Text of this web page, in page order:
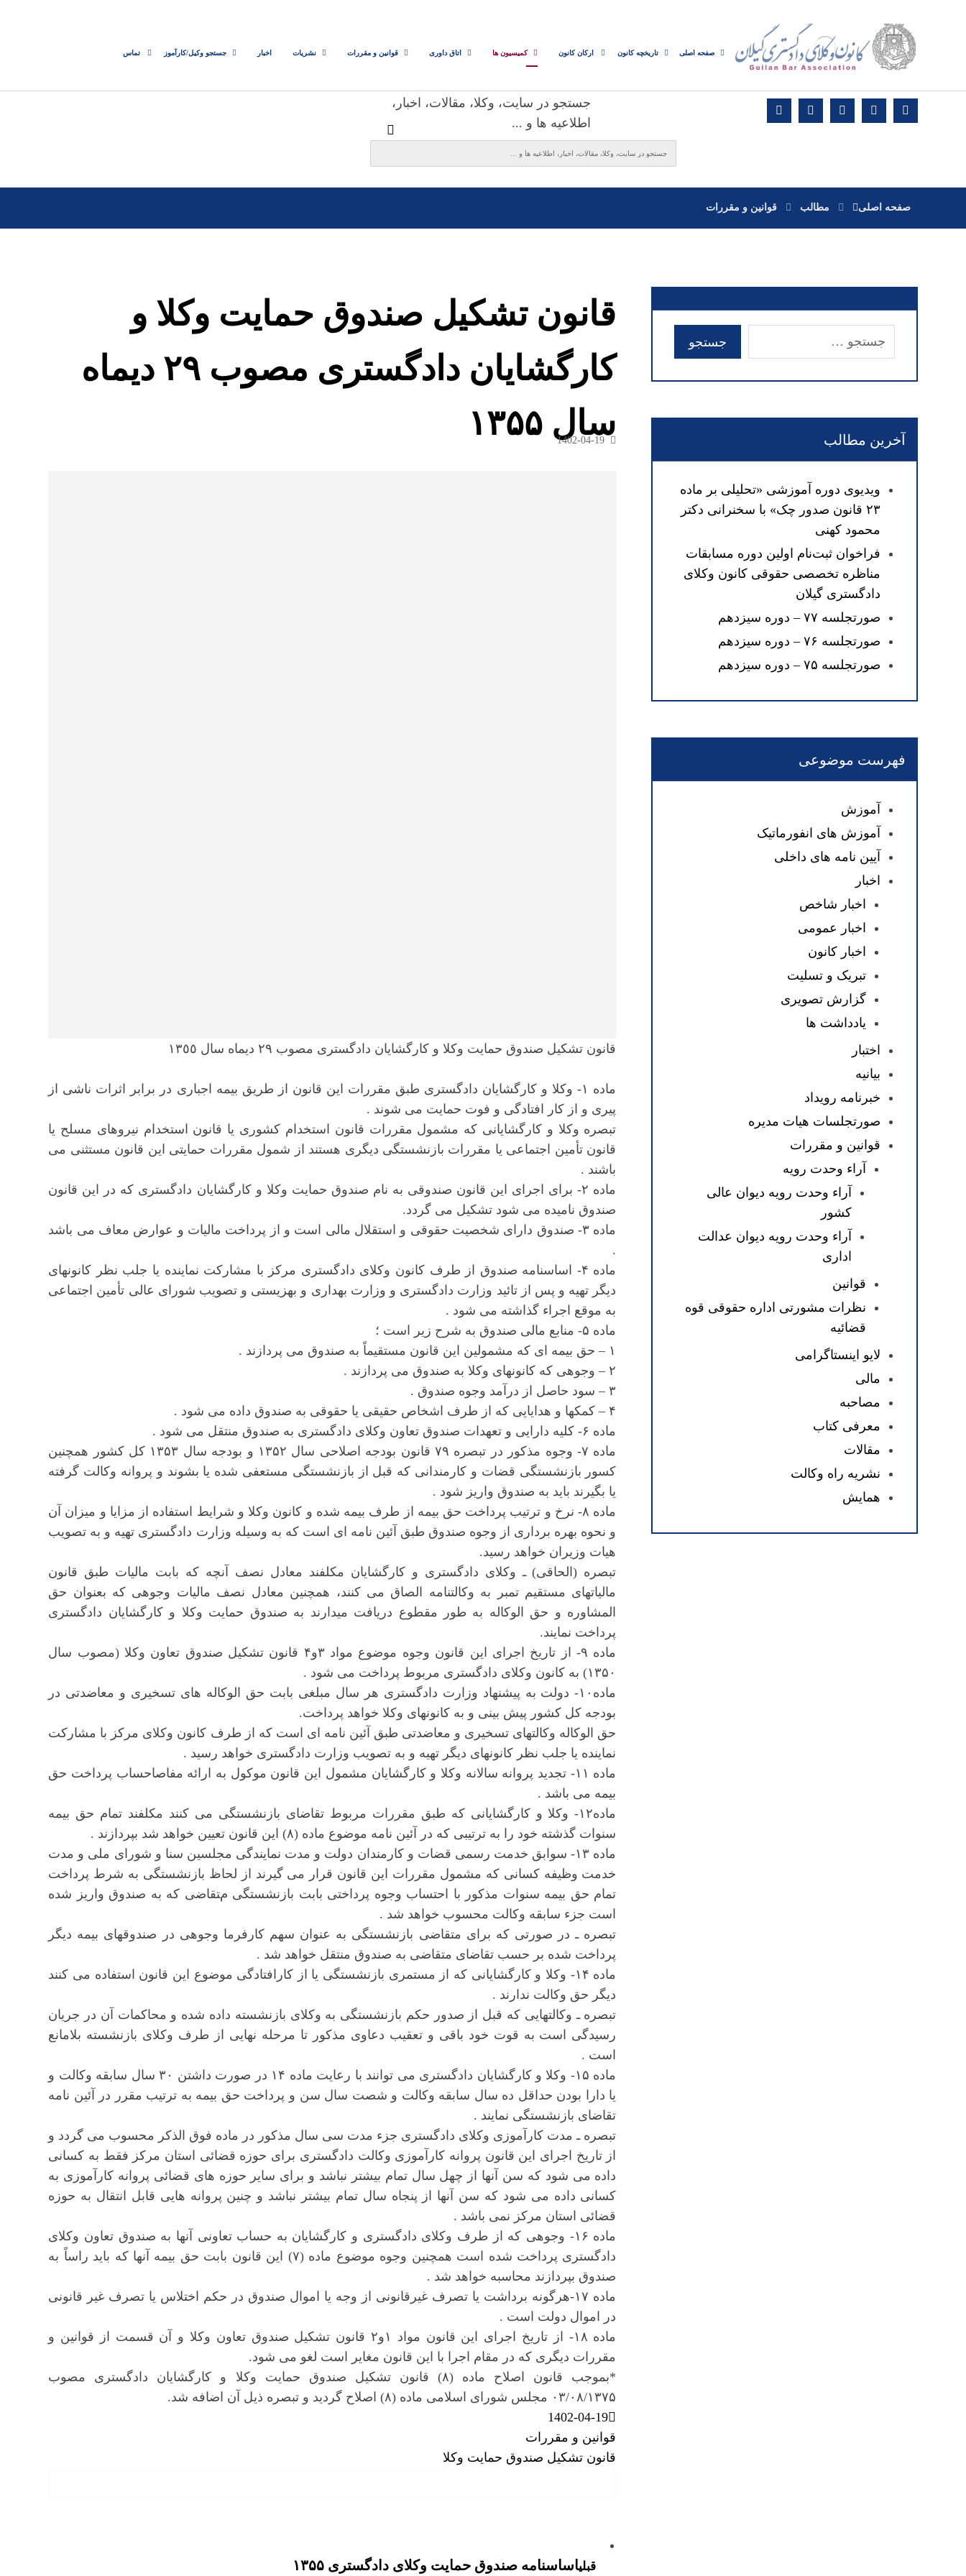
صفحه اصلی تاریخچه کانون ارکان کانون کمیسیون ها اتاق داوری قوانین و مقررات نشریات اخبار جستجو وکیل/کارآموز تماس
جستجو در سایت، وکلا، مقالات، اخبار،
اطلاعیه ها و ...
صفحه اصلی مطالب قوانین و مقررات
قانون تشکیل صندوق حمایت وکلا و
کارگشایان دادگستری مصوب ۲۹ دیماه
سال ۱۳۵۵
1402-04-19
قانون تشکیل صندوق حمایت وکلا و کارگشایان دادگستری مصوب ٢٩ دیماه سال ١٣٥٥
ماده ۱- وکلا و کارگشایان دادگستری طبق مقررات این قانون از طریق بیمه اجباری در برابر اثرات ناشی از
پیری و از کار افتادگی و فوت حمایت می شوند .
تبصره وکلا و کارگشایانی که مشمول مقررات قانون استخدام کشوری یا قانون استخدام نیروهای مسلح یا
قانون تأمین اجتماعی یا مقررات بازنشستگی دیگری هستند از شمول مقررات حمایتی این قانون مستثنی می
باشند .
ماده ۲- برای اجرای این قانون صندوقی به نام صندوق حمایت وکلا و کارگشایان دادگستری که در این قانون
صندوق نامیده می شود تشکیل می گردد.
ماده ۳- صندوق دارای شخصیت حقوقی و استقلال مالی است و از پرداخت مالیات و عوارض معاف می باشد
.
ماده ۴- اساسنامه صندوق از طرف کانون وکلای دادگستری مرکز با مشارکت نماینده یا جلب نظر کانونهای
دیگر تهیه و پس از تائید وزارت دادگستری و وزارت بهداری و بهزیستی و تصویب شورای عالی تأمین اجتماعی
به موقع اجراء گذاشته می شود .
ماده ۵- منابع مالی صندوق به شرح زیر است ؛
۱ – حق بیمه ای که مشمولین این قانون مستقیماً به صندوق می پردازند .
۲ – وجوهی که کانونهای وکلا به صندوق می پردازند .
۳ – سود حاصل از درآمد وجوه صندوق .
۴ – کمکها و هدایایی که از طرف اشخاص حقیقی یا حقوقی به صندوق داده می شود .
ماده ۶- کلیه دارایی و تعهدات صندوق تعاون وکلای دادگستری به صندوق منتقل می شود .
ماده ۷- وجوه مذکور در تبصره ۷۹ قانون بودجه اصلاحی سال ۱۳۵۲ و بودجه سال ۱۳۵۳ کل کشور همچنین
کسور بازنشستگی قضات و کارمندانی که قبل از بازنشستگی مستعفی شده یا بشوند و پروانه وکالت گرفته
یا بگیرند باید به صندوق واریز شود .
ماده ۸- نرخ و ترتیب پرداخت حق بیمه از طرف بیمه شده و کانون وکلا و شرایط استفاده از مزایا و میزان آن
و نحوه بهره برداری از وجوه صندوق طبق آئین نامه ای است که به وسیله وزارت دادگستری تهیه و به تصویب
هیات وزیران خواهد رسید.
تبصره (الحاقی) ـ وکلای دادگستری و کارگشایان مکلفند معادل نصف آنچه که بابت مالیات طبق قانون
مالیاتهای مستقیم تمبر به وکالتنامه الصاق می کنند، همچنین معادل نصف مالیات وجوهی که بعنوان حق
المشاوره و حق الوکاله به طور مقطوع دریافت میدارند به صندوق حمایت وکلا و کارگشایان دادگستری
پرداخت نمایند.
ماده ۹- از تاریخ اجرای این قانون وجوه موضوع مواد ۳و۴ قانون تشکیل صندوق تعاون وکلا (مصوب سال
۱۳۵۰) به کانون وکلای دادگستری مربوط پرداخت می شود .
ماده۱۰- دولت به پیشنهاد وزارت دادگستری هر سال مبلغی بابت حق الوکاله های تسخیری و معاضدتی در
بودجه کل کشور پیش بینی و به کانونهای وکلا خواهد پرداخت.
حق الوکاله وکالتهای تسخیری و معاضدتی طبق آئین نامه ای است که از طرف کانون وکلای مرکز با مشارکت
نماینده یا جلب نظر کانونهای دیگر تهیه و به تصویب وزارت دادگستری خواهد رسید .
ماده ۱۱- تجدید پروانه سالانه وکلا و کارگشایان مشمول این قانون موکول به ارائه مفاصاحساب پرداخت حق
بیمه می باشد .
ماده۱۲- وکلا و کارگشایانی که طبق مقررات مربوط تقاضای بازنشستگی می کنند مکلفند تمام حق بیمه
سنوات گذشته خود را به ترتیبی که در آئین نامه موضوع ماده (۸) این قانون تعیین خواهد شد بپردازند .
ماده ۱۳- سوابق خدمت رسمی قضات و کارمندان دولت و مدت نمایندگی مجلسین سنا و شورای ملی و مدت
خدمت وظیفه کسانی که مشمول مقررات این قانون قرار می گیرند از لحاظ بازنشستگی به شرط پرداخت
تمام حق بیمه سنوات مذکور با احتساب وجوه پرداختی بابت بازنشستگی متقاضی که به صندوق واریز شده
است جزء سابقه وکالت محسوب خواهد شد .
تبصره ـ در صورتی که برای متقاضی بازنشستگی به عنوان سهم کارفرما وجوهی در صندوقهای بیمه دیگر
پرداخت شده بر حسب تقاضای متقاضی به صندوق منتقل خواهد شد .
ماده ۱۴- وکلا و کارگشایانی که از مستمری بازنشستگی یا از کارافتادگی موضوع این قانون استفاده می کنند
دیگر حق وکالت ندارند .
تبصره ـ وکالتهایی که قبل از صدور حکم بازنشستگی به وکلای بازنشسته داده شده و محاکمات آن در جریان
رسیدگی است به قوت خود باقی و تعقیب دعاوی مذکور تا مرحله نهایی از طرف وکلای بازنشسته بلامانع
است .
ماده ۱۵- وکلا و کارگشایان دادگستری می توانند با رعایت ماده ۱۴ در صورت داشتن ۳۰ سال سابقه وکالت و
یا دارا بودن حداقل ده سال سابقه وکالت و شصت سال سن و پرداخت حق بیمه به ترتیب مقرر در آئین نامه
تقاضای بازنشستگی نمایند .
تبصره ـ مدت کارآموزی وکلای دادگستری جزء مدت سی سال مذکور در ماده فوق الذکر محسوب می گردد و
از تاریخ اجرای این قانون پروانه کارآموزی وکالت دادگستری برای حوزه قضائی استان مرکز فقط به کسانی
داده می شود که سن آنها از چهل سال تمام بیشتر نباشد و برای سایر حوزه های قضائی پروانه کارآموزی به
کسانی داده می شود که سن آنها از پنجاه سال تمام بیشتر نباشد و چنین پروانه هایی قابل انتقال به حوزه
قضائی استان مرکز نمی باشد .
ماده ۱۶- وجوهی که از طرف وکلای دادگستری و کارگشایان به حساب تعاونی آنها به صندوق تعاون وکلای
دادگستری پرداخت شده است همچنین وجوه موضوع ماده (۷) این قانون بابت حق بیمه آنها که باید راساً به
صندوق بپردازند محاسبه خواهد شد .
ماده ۱۷-هرگونه برداشت یا تصرف غیرقانونی از وجه یا اموال صندوق در حکم اختلاس یا تصرف غیر قانونی
در اموال دولت است .
ماده ۱۸- از تاریخ اجرای این قانون مواد ۱و۲ قانون تشکیل صندوق تعاون وکلا و آن قسمت از قوانین و
مقررات دیگری که در مقام اجرا با این قانون مغایر است لغو می شود.
*بموجب قانون اصلاح ماده (۸) قانون تشکیل صندوق حمایت وکلا و کارگشایان دادگستری مصوب
۰۳/۰۸/۱۳۷۵ مجلس شورای اسلامی ماده (۸) اصلاح گردید و تبصره ذیل آن اضافه شد.
1402-04-19
قوانین و مقررات
قانون تشکیل صندوق حمایت وکلا
قبلیاساسنامه صندوق حمایت وکلای دادگستری ۱۳۵۵
آخرین مطالب
ویدیوی دوره آموزشی «تحلیلی بر ماده
۲۳ قانون صدور چک» با سخنرانی دکتر
محمود کهنی
فراخوان ثبت‌نام اولین دوره مسابقات
مناظره تخصصی حقوقی کانون وکلای
دادگستری گیلان
صورتجلسه ۷۷ – دوره سیزدهم
صورتجلسه ۷۶ – دوره سیزدهم
صورتجلسه ۷۵ – دوره سیزدهم
فهرست موضوعی
آموزش
آموزش های انفورماتیک
آیین نامه های داخلی
اخبار
اخبار شاخص
اخبار عمومی
اخبار کانون
تبریک و تسلیت
گزارش تصویری
یادداشت ها
اختبار
بیانیه
خبرنامه رویداد
صورتجلسات هیات مدیره
قوانین و مقررات
آراء وحدت رویه
آراء وحدت رویه دیوان عالی
کشور
آراء وحدت رویه دیوان عدالت
اداری
قوانین
نظرات مشورتی اداره حقوقی قوه
قضائیه
لایو اینستاگرامی
مالی
مصاحبه
معرفی کتاب
مقالات
نشریه راه وکالت
همایش